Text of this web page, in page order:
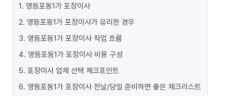
1. 영등포동1가 포장이사
2. 영등포동1가 포장이사가 유리한 경우
3. 영등포동1가 포장이사 작업 흐름
4. 영등포동1가 포장이사 비용 구성
5. 포장이사 업체 선택 체크포인트
6. 영등포동1가 포장이사 전날/당일 준비하면 좋은 체크리스트